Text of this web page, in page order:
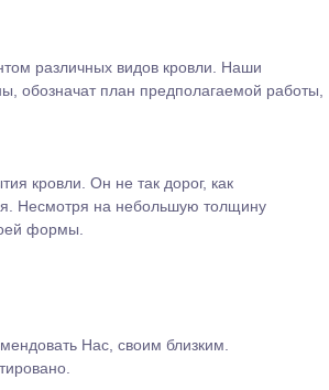
различных видов кровли. Наши
обозначат план предполагаемой работы,
кровли. Он не так дорог, как
Несмотря на небольшую толщину
формы.
Нас, своим близким.